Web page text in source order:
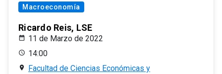
Macroeconomía
Ricardo Reis, LSE
11 de Marzo de 2022
14:00
Facultad de Ciencias Económicas y